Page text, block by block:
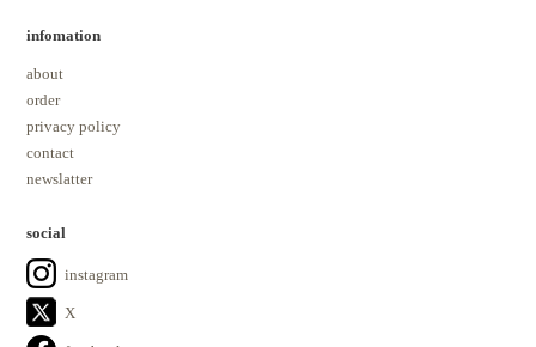
infomation
about
order
privacy policy
contact
newslatter
social
instagram
X